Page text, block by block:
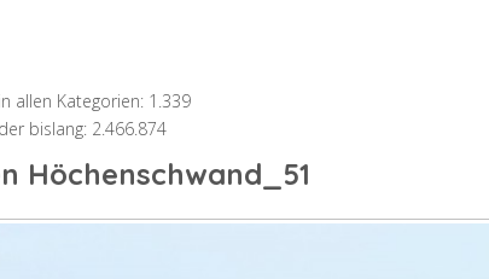
allen Kategorien: 1.339
bislang: 2.466.874
Höchenschwand_51